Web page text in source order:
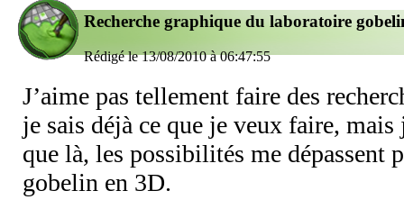
Recherche graphique du laboratoire
Rédigé le 13/08/2010 à 06:47:55
J’aime pas tellement faire des
je sais déjà ce que je veux faire,
que là, les possibilités me dépassent
gobelin en 3D.